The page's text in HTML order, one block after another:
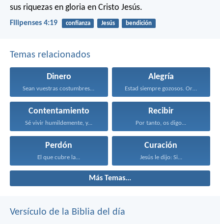
sus riquezas en gloria en Cristo Jesús.
Filipenses 4:19 confianza Jesús bendición
Temas relacionados
Dinero
Sean vuestras costumbres sin...
Alegría
Estad siempre gozosos. Orad...
Contentamiento
Sé vivir humildemente, y...
Recibir
Por tanto, os digo...
Perdón
El que cubre la...
Curación
Jesús le dijo: Si...
Más Temas...
Versículo de la Biblia del día